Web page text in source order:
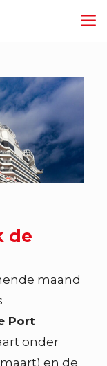
de
maand
Port
onder
maart) en de